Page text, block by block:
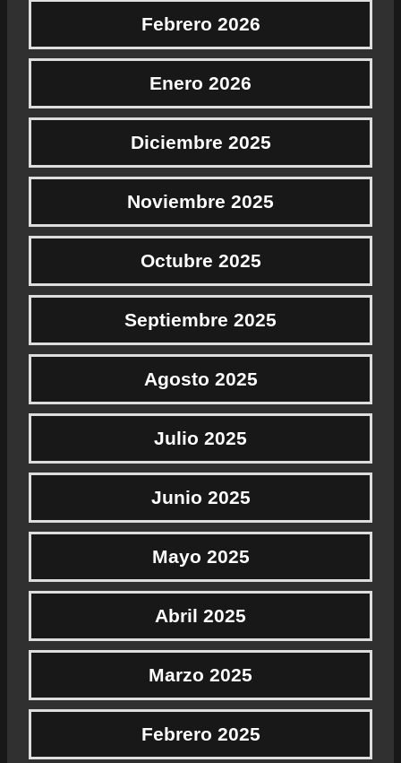
Febrero 2026
Enero 2026
Diciembre 2025
Noviembre 2025
Octubre 2025
Septiembre 2025
Agosto 2025
Julio 2025
Junio 2025
Mayo 2025
Abril 2025
Marzo 2025
Febrero 2025